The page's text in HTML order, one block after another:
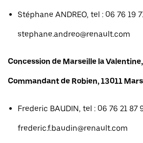
Stéphane ANDREO, tel : 06 76 19
stephane.andreo@renault.com
Concession de Marseille la
Commandant de Robien, 13011
Frederic BAUDIN, tel : 06 76 21 87
frederic.f.baudin@renault.com